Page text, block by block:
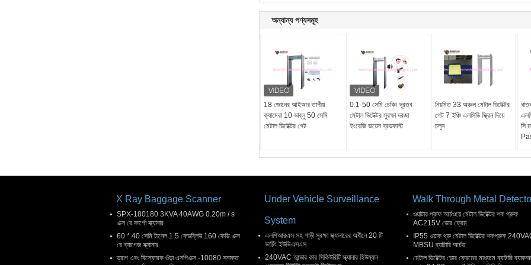
অন্যান্য পণ্যসমূহ
18 জোনের আইআর তাপীয়
ক্যামেরা 10 ডাব্লু 50 সেমি
মেটাল ডিটেক্টর গেট
0.1-50 সেমি চেকিং দূরত্ব
মেটাল ডিটেক্টর সুরক্ষা দরজা
ইংরেজি ভয়েস ব্রডকাস্ট
নিয়মিত 33 অঞ্চল মেটাল ডিটেক্টর
গেট 7 ইঞ্চি এলসিডি স্ক্রিন দিয়ে
চলুন
সি
X Ray Baggage Scanner
SPX-180180 3KVA 40AWG 0.20m / s
এক্স রে কার্গো স্ক্যানার
60 * 40 সেমি টানেল 1.5 কেডব্লিউ 160 কেভি এক্স
রে ব্যাগেজ স্ক্যানার
ড্রাগ এবং বিস্ফোরক গুঁড়া এসপিএক্স -10080 সনাক্ত
Under Vehicle Surveillance
System
এলপিআরএস সহ গাড়ী সুরক্ষা স্ক্যানারের অধীনে 20 টি
ভার্চিং ইউভিএসএস
240VAC আন্ডার কার সিকিউরিটি স্ক্যানার হিউম্যান
Walk Through Metal
ওয়াটার প্রুফ আর্চওয়ে মেটাল ডিটেক্টর শক প্রুফ
AC215V ডোর ফ্রেম
IP55 ওয়াক থ্রু মেটাল ডিটেক্টর শকপ্রুফ
MBSU ব্যাটারি আর্চড
মেটাল ডিটেক্টর ডোর ফ্রেমের মাধ্যমে ব্যাটারি